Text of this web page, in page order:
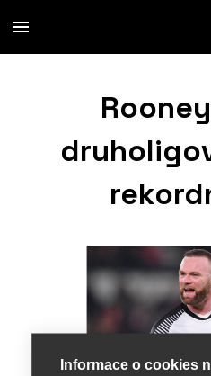
Informace o cookies